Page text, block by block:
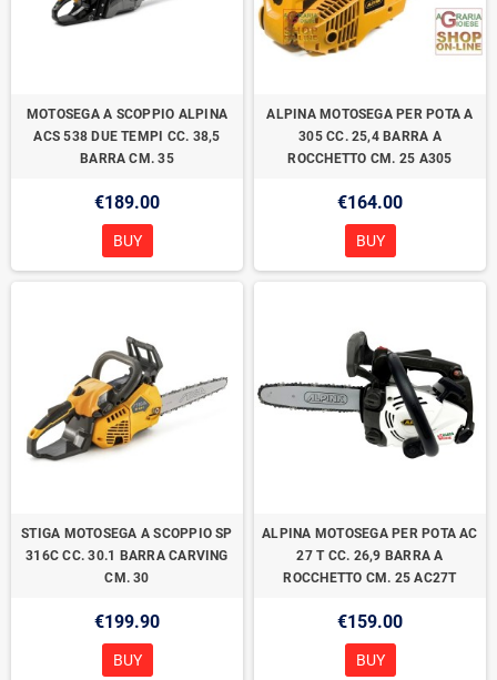
MOTOSEGA A SCOPPIO ALPINA
ACS 538 DUE TEMPI CC. 38,5
BARRA CM. 35
€189.00
BUY
ALPINA MOTOSEGA PER POTA A
305 CC. 25,4 BARRA A
ROCCHETTO CM. 25 A305
€164.00
BUY
STIGA MOTOSEGA A SCOPPIO SP
316C CC. 30.1 BARRA CARVING
CM. 30
€199.90
BUY
ALPINA MOTOSEGA PER POTA AC
27 T CC. 26,9 BARRA A
ROCCHETTO CM. 25 AC27T
€159.00
BUY